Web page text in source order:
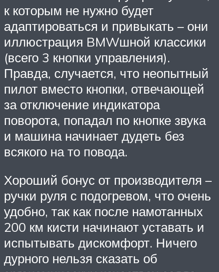
к которым не нужно будет
адаптироваться и привыкать – они
иллюстрация BMWшной классики
(всего 3 кнопки управления).
Правда, случается, что неопытный
пилот вместо кнопки, отвечающей
за отключение индикатора
поворота, попадал по кнопке звука
и машина начинает дудеть без
всякого на то повода.
Хороший бонус от производителя –
ручки руля с подогревом, что очень
удобно, так как после намотанных
200 км кисти начинают уставать и
испытывать дискомфорт. Ничего
дурного нельзя сказать об